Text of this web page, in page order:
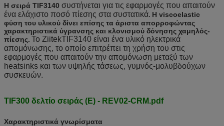
Η σειρά TIF3140 συστήνεται για τις εφαρμογές που απαιτούν
ένα ελάχιστο ποσό πίεσης στα συστατικά. Η viscoelastic
φύση του υλικού δίνει επίσης τα άριστα απορροφώντας
χαρακτηριστικά ύγρανσης και κλονισμού δόνησης χαμηλός-
πίεσης. Το ZiitekTIF3140 είναι ένα υλικό ηλεκτρικά
απομόνωσης, το οποίο επιτρέπει τη χρήση του στις
εφαρμογές που απαιτούν την απομόνωση μεταξύ των
heatsinks και των υψηλής τάσεως, γυμνός-μολυβδούχων
συσκευών.
TIF300 δελτίο σειράς (Ε) - REV02-CRM.pdf
Χαρακτηριστικά γνωρίσματα